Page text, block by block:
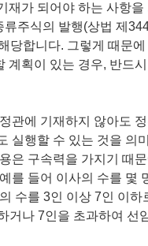
재가 되어야 하는 사항
주식의 발행(상법 제
당합니다. 그렇게 때문
계획이 있는 경우, 반드
관에 기재하지 않아도
실행할 수 있는 것을 의
은 구속력을 가지기 때
를 들어 이사의 수를 몇
수를 3인 이상 7인 이하
거나 7인을 초과하여 선